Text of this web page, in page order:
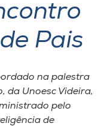
Pais
na palestra
da Unoesc Videira,
pelo
de